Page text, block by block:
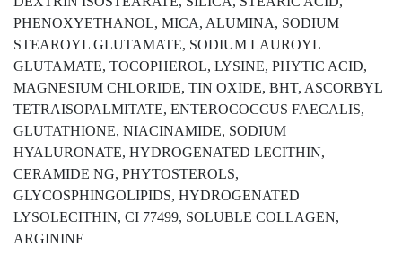
PHENOXYETHANOL, MICA, ALUMINA, SODIUM
STEAROYL GLUTAMATE, SODIUM LAUROYL
GLUTAMATE, TOCOPHEROL, LYSINE, PHYTIC ACID,
MAGNESIUM CHLORIDE, TIN OXIDE, BHT, ASCORBYL
TETRAISOPALMITATE, ENTEROCOCCUS FAECALIS,
GLUTATHIONE, NIACINAMIDE, SODIUM
HYALURONATE, HYDROGENATED LECITHIN,
CERAMIDE NG, PHYTOSTEROLS,
GLYCOSPHINGOLIPIDS, HYDROGENATED
LYSOLECITHIN, CI 77499, SOLUBLE COLLAGEN,
ARGININE